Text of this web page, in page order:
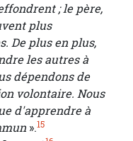
; le père,
plus
De plus en plus,
les autres à
dépendons de
volontaire. Nous
d'apprendre à
».15